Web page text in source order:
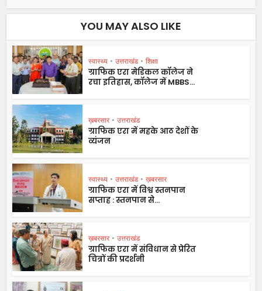
YOU MAY ALSO LIKE
स्वास्थ्य • उत्तराखंड • शिक्षा
ग्राफिक एरा मेडिकल कॉलेज ने
रचा इतिहास, कॉलेज में MBBS...
ख़बरसार • उत्तराखंड
ग्राफिक एरा में महके आठ देशों के
व्यंजन
स्वास्थ्य • उत्तराखंड • ख़बरसार
ग्राफिक एरा में विश्व स्तनपान
सप्ताह : स्तनपान से...
ख़बरसार • उत्तराखंड
ग्राफिक एरा में संविधान से प्रेरित
चित्रों की प्रदर्शनी